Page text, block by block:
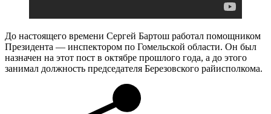
До настоящего времени Сергей Бартош работал помощником
Президента — инспектором по Гомельской области. Он был
назначен на этот пост в октябре прошлого года, а до этого
занимал должность председателя Березовского райисполкома.